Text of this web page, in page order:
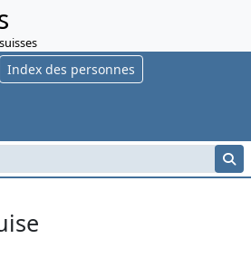
Index des personnes